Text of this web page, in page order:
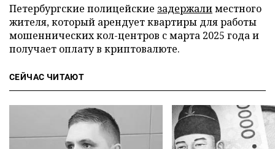
Петербургские полицейские задержалиместного
жителя, который арендует квартиры для работы
мошеннических кол-центров с марта 2025 года и
получает оплату в криптовалюте.
СЕЙЧАС ЧИТАЮТ